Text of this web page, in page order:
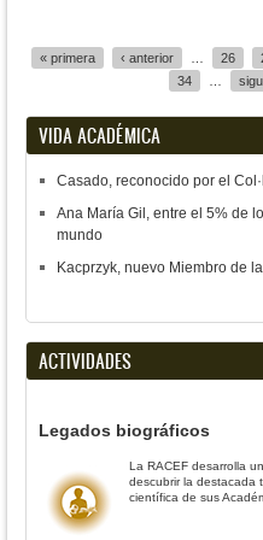
« primera ‹ anterior 26
34
VIDA ACADÉMICA
Casado, reconocido por el
Ana María Gil, entre el 5% de
mundo
Kacprzyk, nuevo Miembro de
ACTIVIDADES
Legados biográficos
La RACEF desarrolla
descubrir la destacada
científica de sus